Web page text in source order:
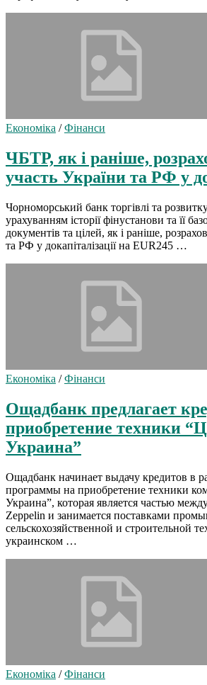
Економіка /Фінанси
ЧБТР, як і раніше,
участь України та РФ у
Чорноморський банк торгівлі та
урахуванням історії фінустанови та її
документів та цілей, як і раніше,
та РФ у докапіталізації на EUR245 …
Економіка /Фінанси
Ощадбанк предлагает
приобретение техники
Украина”
Ощадбанк начинает выдачу кредитов в
программы на приобретение техники
Украина”, которая является частью
Zeppelin и занимается поставками
сельскохозяйственной и строительной
украинском …
Економіка /Фінанси